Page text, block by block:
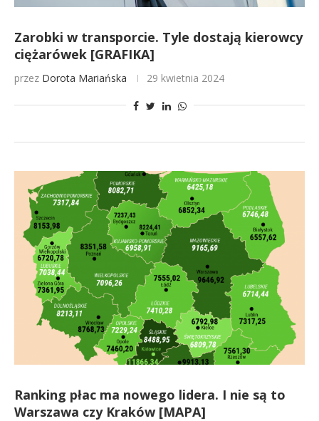
Zarobki w transporcie. Tyle dostają kierowcy
ciężarówek [GRAFIKA]
przez Dorota Mariańska 29 kwietnia 2024
Ranking płac ma nowego lidera. I nie są to
Warszawa czy Kraków [MAPA]